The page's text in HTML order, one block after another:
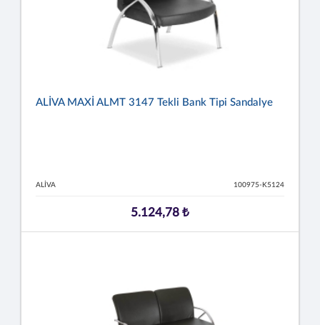
ALİVA MAXİ ALMT 3147 Tekli Bank Tipi Sandalye
ALİVA 100975-K5124
5.124,78 ₺